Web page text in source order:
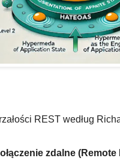
REST według
zdalne